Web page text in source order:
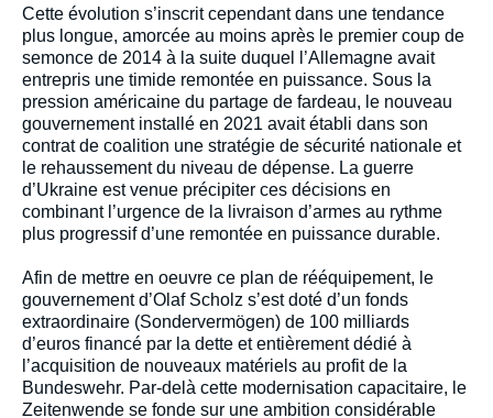
Corps
analyses
Cette évolution s’inscrit cependant dans une tendance
plus longue, amorcée au moins après le premier coup de
semonce de 2014 à la suite duquel l’Allemagne avait
entrepris une timide remontée en puissance. Sous la
pression américaine du partage de fardeau, le nouveau
gouvernement installé en 2021 avait établi dans son
contrat de coalition une stratégie de sécurité nationale et
le rehaussement du niveau de dépense. La guerre
d’Ukraine est venue précipiter ces décisions en
combinant l’urgence de la livraison d’armes au rythme
plus progressif d’une remontée en puissance durable.
Afin de mettre en oeuvre ce plan de rééquipement, le
gouvernement d’Olaf Scholz s’est doté d’un fonds
extraordinaire (Sondervermögen) de 100 milliards
d’euros financé par la dette et entièrement dédié à
l’acquisition de nouveaux matériels au profit de la
Bundeswehr. Par-delà cette modernisation capacitaire, le
Zeitenwende se fonde sur une ambition considérable